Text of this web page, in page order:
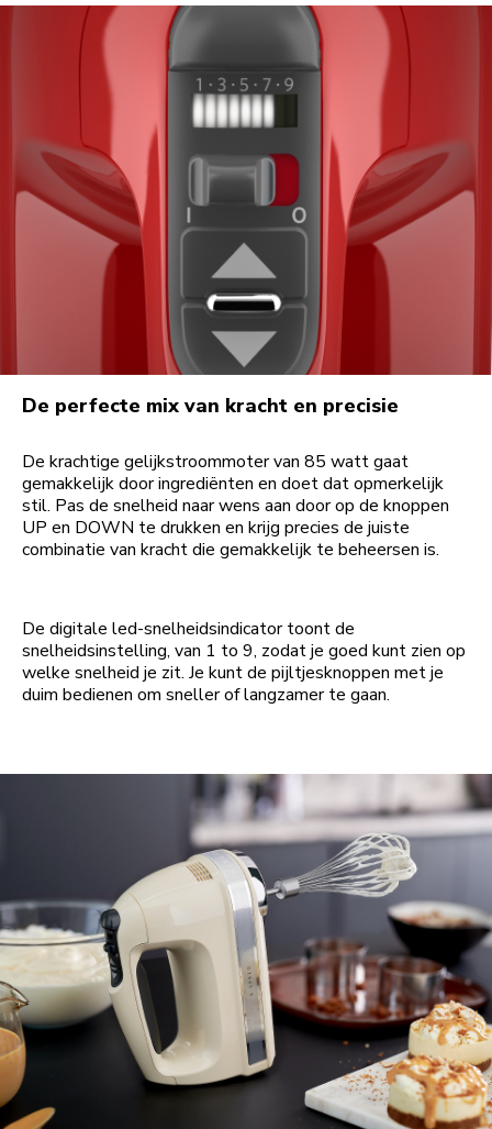
De perfecte mix van kracht en precisie
De krachtige gelijkstroommoter van 85 watt gaat
gemakkelijk door ingrediënten en doet dat opmerkelijk
stil. Pas de snelheid naar wens aan door op de knoppen
UP en DOWN te drukken en krijg precies de juiste
combinatie van kracht die gemakkelijk te beheersen is.
De digitale led-snelheidsindicator toont de
snelheidsinstelling, van 1 to 9, zodat je goed kunt zien op
welke snelheid je zit. Je kunt de pijltjesknoppen met je
duim bedienen om sneller of langzamer te gaan.